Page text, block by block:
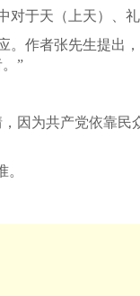
于天（上天）、
作者张先生提出
”
因为共产党依靠